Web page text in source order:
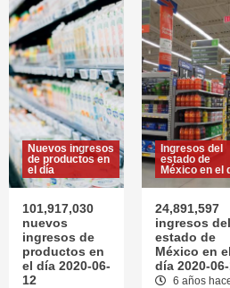
3
Ingresos de libros el día
461,634 ingresos de
12
Nuevos ingresos
de productos en
el día
101,917,030
nuevos
ingresos de
productos en
el día 2020-06-
12
Ingresos del
estado de
México en el
24,891,597
ingresos del
estado de
México en el
día 2020-
6 años